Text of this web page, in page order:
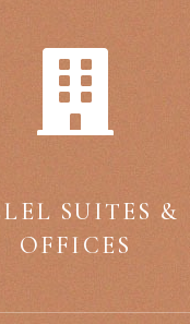
SUITES &
OFFICES